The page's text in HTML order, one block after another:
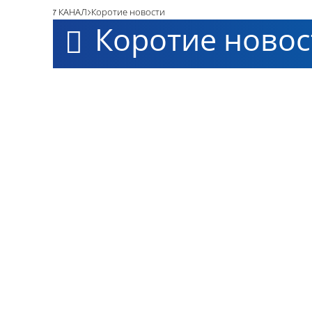
7 КАНАЛ Коротие новости
Коротие